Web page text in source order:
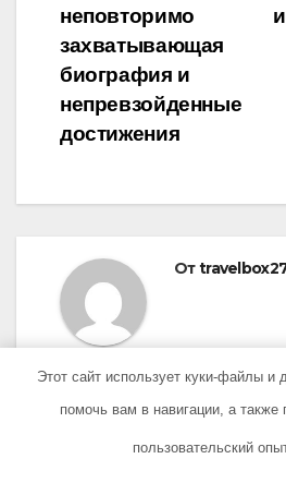
неповторимо
захватывающая
биография и
непревзойденные
достижения
От
ПОХОЖАЯ ЗАПИСЬ
Этот сайт использует куки-файлы и
помочь вам в навигации, а также
пользовательский